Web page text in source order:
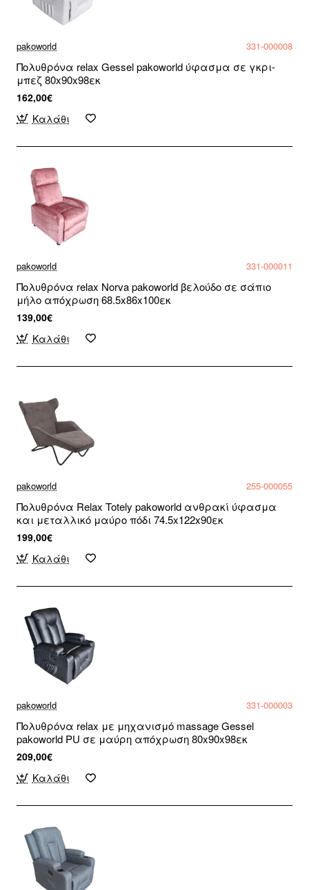
pakoworld 331-000008
Πολυθρόνα relax Gessel pakoworld ύφασμα σε γκρι-
μπεζ 80x90x98εκ
162,00€
Καλάθι
pakoworld 331-000011
Πολυθρόνα relax Norva pakoworld βελούδο σε σάπιο
μήλο απόχρωση 68.5x86x100εκ
139,00€
Καλάθι
pakoworld 255-000055
Πολυθρόνα Relax Totely pakoworld ανθρακί ύφασμα
και μεταλλικό μαύρο πόδι 74.5x122x90εκ
199,00€
Καλάθι
pakoworld 331-000003
Πολυθρόνα relax με μηχανισμό massage Gessel
pakoworld PU σε μαύρη απόχρωση 80x90x98εκ
209,00€
Καλάθι